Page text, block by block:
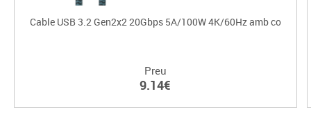
Cable USB 3.2 Gen2x2 20Gbps 5A/100W 4K/60Hz amb co
Preu
9.14€